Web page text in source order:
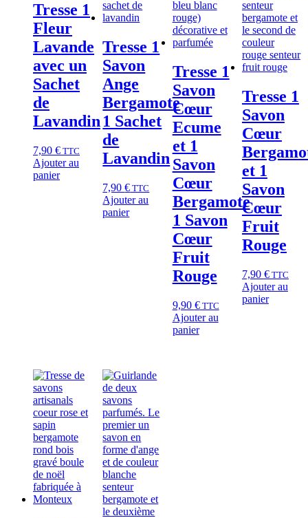
Tresse 1
Fleur
Lavande
avec un
Sachet
de
Lavandin
7,90 € TTC
Ajouter au
panier
Tresse 1
Savon
Ange
Bergamote
1 Sachet
de
Lavandin
7,90€ TTC
Ajouter au
panier
Tresse 1
Savon
Cœur
Ecume
et 1
Savon
Cœur
Bergamote
1 Savon
Cœur
Fruit
Rouge
9,90 €TTC
Ajouter au
panier
Tresse 1
Savon
Cœur
et 1
Savon
Cœur
Fruit
Rouge
7,90 €TTC
Ajouter au
panier